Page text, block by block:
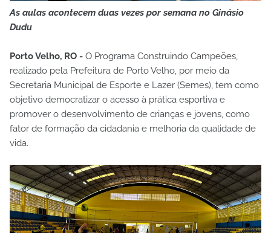
As aulas acontecem duas vezes por semana no Ginásio
Dudu
Porto Velho, RO - O Programa Construindo Campeões,
realizado pela Prefeitura de Porto Velho, por meio da
Secretaria Municipal de Esporte e Lazer (Semes), tem como
objetivo democratizar o acesso à prática esportiva e
promover o desenvolvimento de crianças e jovens, como
fator de formação da cidadania e melhoria da qualidade de
vida.